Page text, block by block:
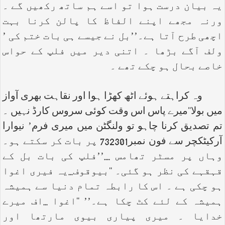
یہ بیان درست ہوا تو اسے ہم ساتھ رکھیں گے ۔
ورنہ مجھے اپنے الفاظ کا پالن کرنا بہت
اچھی طرح آتا ہے۔’’بل نے جیسے ہی بات ختم کی ’
ولف آگے بڑھا ۔ اتنی دیر میں فلپ کے حواس
خاصے بحال ہو چکے تھے ۔
وہ کراہتے ہوئے اٹھ کھڑا ہوا اور نقاہت بھری آواز
میں بولا‘‘میرے پاس اس وقت کوئی سروس کارڈ نہیں ۔
تم تصدیق کرنا چاہو تو ولنگٹن میں میری فرم’ نیوارا
آرکیٹکچر سے فون نمبر732301 پر بات کر سکتے ہو۔
وہاں پر مسٹر تھامس ....’’فلپ کی بات بل کے
قہقہے کی نظر ہو گئی۔ ‘‘بیوقوف...یہ فیری اغوا
ہو چکی ہے ۔ اس کا رابطہ تمام دنیا سے ہمیشہ
ہمیشہ کے لئے کٹ چکا ہے۔’’ ‘‘اغوا ...اف میرے
خدایا ۔ میری پیاری بیوی مارتھا اور